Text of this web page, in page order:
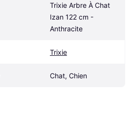
Trixie Arbre À Chat
Izan 122 cm -
Anthracite
Trixie
Chat, Chien